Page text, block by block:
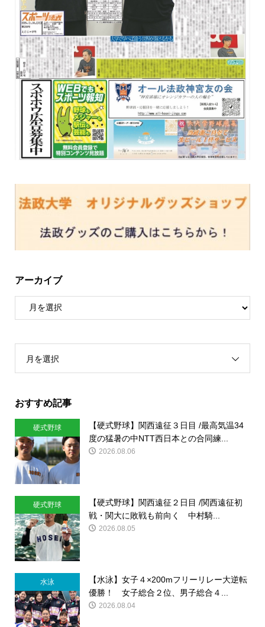
アーカイブ
月を選択
おすすめ記事
硬式野球
【硬式野球】関西遠征３日目 /最高気温34
度の猛暑の中NTT西日本との合同練...
2026.08.06
硬式野球
【硬式野球】関西遠征２日目 /関西遠征初
戦・関大に敗戦も前向く 中村騎...
2026.08.05
水泳
【水泳】女子４×200mフリーリレー大逆転
優勝！ 女子総合２位、男子総合４...
2026.08.04